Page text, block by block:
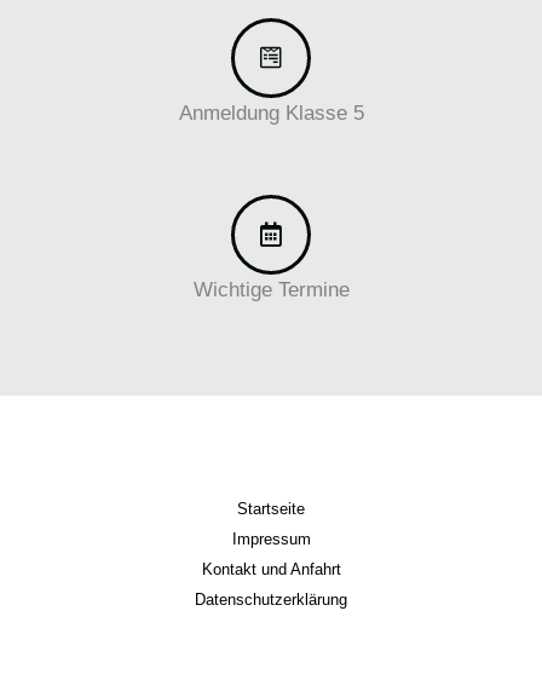
Anmeldung Klasse 5
Wichtige Termine
Startseite
Impressum
Kontakt und Anfahrt
Datenschutzerklärung